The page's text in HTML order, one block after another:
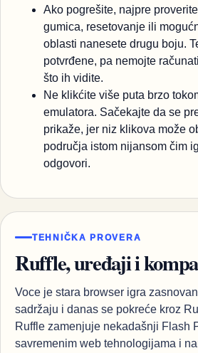
Ako pogrešite, najpre
gumica, resetovanje ili
oblasti nanesete drugu boju.
potvrđene, pa nemojte
što ih vidite.
Ne klikćite više puta brzo
emulatora. Sačekajte da se
prikaže, jer niz klikova može
područja istom nijansom čim
odgovori.
TEHNIČKA PROVERA
Ruffle, uređaji i
Voce je stara browser igra
sadržaju i danas se pokreće kroz
Ruffle zamenjuje nekadašnji Flash
savremenim web tehnologijama i